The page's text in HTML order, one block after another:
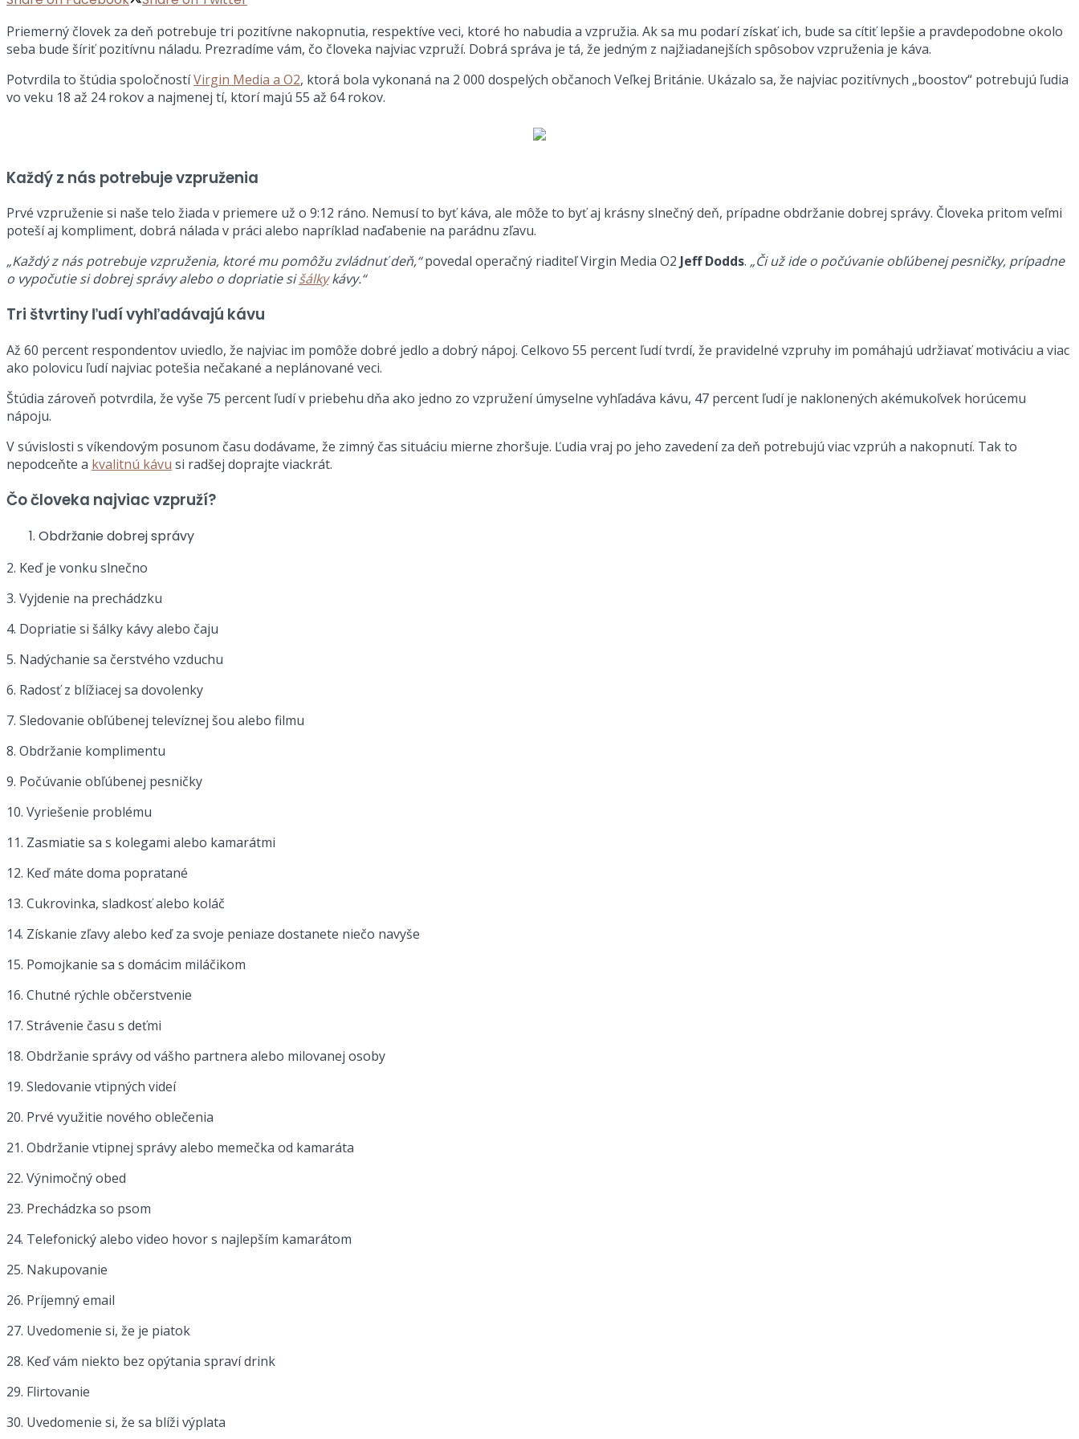
Priemerný človek za deň potrebuje tri pozitívne nakopnutia, respektíve veci, ktoré ho nabudia a vzpružia. Ak sa mu podarí získať ich, bude sa cítiť lepšie a pravdepodobne okolo
seba bude šíriť pozitívnu náladu. Prezradíme vám, čo človeka najviac vzpruží. Dobrá správa je tá, že jedným z najžiadanejších spôsobov vzpruženia je káva.
Potvrdila to štúdia spoločnostíVirgin Media a O2, ktorá bola vykonaná na 2 000 dospelých občanoch Veľkej Británie. Ukázalo sa, že najviac pozitívnych „boostov“ potrebujú ľudia
vo veku 18 až 24 rokov a najmenej tí, ktorí majú 55 až 64 rokov.
Každý z nás potrebuje vzpruženia
Prvé vzpruženie si naše telo žiada v priemere už o 9:12 ráno. Nemusí to byť káva, ale môže to byť aj krásny slnečný deň, prípadne obdržanie dobrej správy. Človeka pritom veľmi
poteší aj kompliment, dobrá nálada v práci alebo napríklad naďabenie na parádnu zľavu.
„Každý z nás potrebuje vzpruženia, ktoré mu pomôžu zvládnuť deň,“povedal operačný riaditeľ Virgin Media O2 Jeff Dodds. „Či už ide o počúvanie obľúbenej pesničky, prípadne
o vypočutie si dobrej správy alebo o dopriatie sišálkykávy.“
Tri štvrtiny ľudí vyhľadávajú kávu
Až 60 percent respondentov uviedlo, že najviac im pomôže dobré jedlo a dobrý nápoj. Celkovo 55 percent ľudí tvrdí, že pravidelné vzpruhy im pomáhajú udržiavať motiváciu a viac
ako polovicu ľudí najviac potešia nečakané a neplánované veci.
Štúdia zároveň potvrdila, že vyše 75 percent ľudí v priebehu dňa ako jedno zo vzpružení úmyselne vyhľadáva kávu, 47 percent ľudí je naklonených akémukoľvek horúcemu
nápoju.
V súvislosti s víkendovým posunom času dodávame, že zimný čas situáciu mierne zhoršuje. Ľudia vraj po jeho zavedení za deň potrebujú viac vzprúh a nakopnutí. Tak to
nepodceňte a kvalitnú kávu si radšej doprajte viackrát.
Čo človeka najviac vzpruží?
Obdržanie dobrej správy
2. Keď je vonku slnečno
3. Vyjdenie na prechádzku
4. Dopriatie si šálky kávy alebo čaju
5. Nadýchanie sa čerstvého vzduchu
6. Radosť z blížiacej sa dovolenky
7. Sledovanie obľúbenej televíznej šou alebo filmu
8. Obdržanie komplimentu
9. Počúvanie obľúbenej pesničky
10. Vyriešenie problému
11. Zasmiatie sa s kolegami alebo kamarátmi
12. Keď máte doma popratané
13. Cukrovinka, sladkosť alebo koláč
14. Získanie zľavy alebo keď za svoje peniaze dostanete niečo navyše
15. Pomojkanie sa s domácim miláčikom
16. Chutné rýchle občerstvenie
17. Strávenie času s deťmi
18. Obdržanie správy od vášho partnera alebo milovanej osoby
19. Sledovanie vtipných videí
20. Prvé využitie nového oblečenia
21. Obdržanie vtipnej správy alebo memečka od kamaráta
22. Výnimočný obed
23. Prechádzka so psom
24. Telefonický alebo video hovor s najlepším kamarátom
25. Nakupovanie
26. Príjemný email
27. Uvedomenie si, že je piatok
28. Keď vám niekto bez opýtania spraví drink
29. Flirtovanie
30. Uvedomenie si, že sa blíži výplata